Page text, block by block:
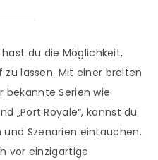
hast du die Möglichkeit,
lassen. Mit einer breiten
bekannte Serien wie
„Port Royale“, kannst du
Szenarien eintauchen.
vor einzigartige